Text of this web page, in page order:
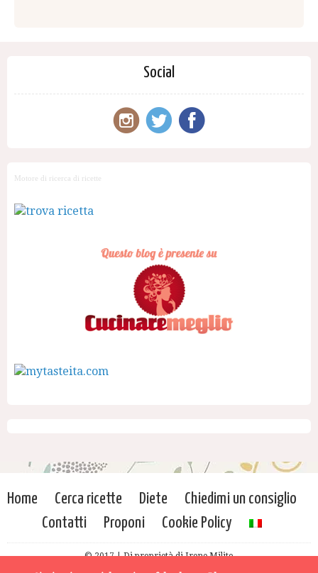
Social
Motore di ricerca di ricette
Home Cerca ricette Diete
Chiedimi un consiglio
Contatti
Proponi Cookie Policy
© 2017 | Di proprietà di Irene Milito